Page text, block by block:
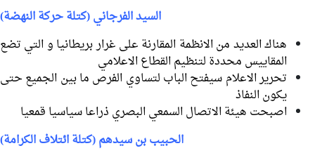
السيد الفرجاني (كتلة حركة النهضة)
هناك العديد من الانظمة المقارنة على غرار بريطانيا و التي تضع
المقاييس محددة لتنظيم القطاع الاعلامي
تحرير الاعلام سيفتح الباب لتساوي الفرص ما بين الجميع حتى
يكون النفاذ
اصبحت هيئة الاتصال السمعي البصري ذراعا سياسيا قمعيا
الحبيب بن سيدهم (كتلة ائتلاف الكرامة)